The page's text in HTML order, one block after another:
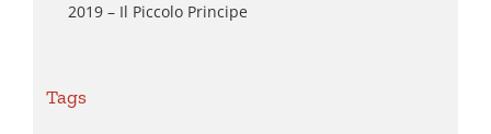
2019 – Il Piccolo Principe
Tags